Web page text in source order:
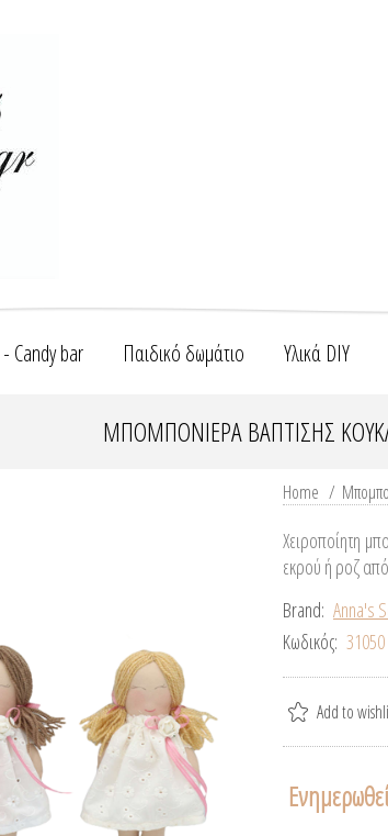
Candy bar Παιδικό δωμάτιο Υλικά DIY
ΜΠΟΜΠΟΝΙΈΡΑ ΒΆΠΤΙΣΗΣ
Home /
Χειροποίητη
εκρού ή ροζ
Brand: Anna's
Κωδικός: 31050